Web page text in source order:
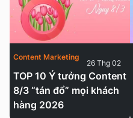
TOP 10 Ý tưởng Content
8/3 “tán đổ” mọi khách
hàng 2026
Content Marketing
26 Thg 02